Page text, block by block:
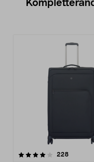
228
4.5av 5 stjärnor